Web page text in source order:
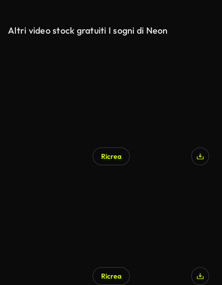
Altri video stock gratuiti I sogni di Neon
Ricrea
Ricrea